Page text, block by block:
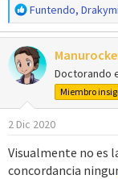
R
e
a
c
c
i
e
:
Funtendo,
Doctorando
Miembro
2 Dic 2020
Visualmente no es
concordancia